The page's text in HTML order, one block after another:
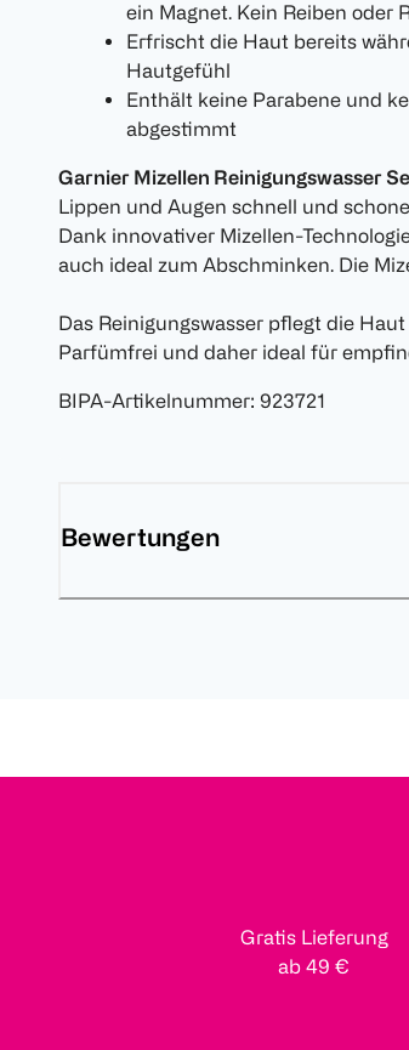
ein Magnet. Kein Reiben oder
Erfrischt die Haut bereits
Hautgefühl
Enthält keine Parabene und
abgestimmt
Garnier Mizellen Reinigungswasser
Lippen und Augen schnell und
Dank innovativer Mizellen-
auch ideal zum Abschminken. Die
Das Reinigungswasser pflegt die
Parfümfrei und daher ideal für
BIPA-Artikelnummer: 923721
Bewertungen
Gratis Lieferung
ab 49 €